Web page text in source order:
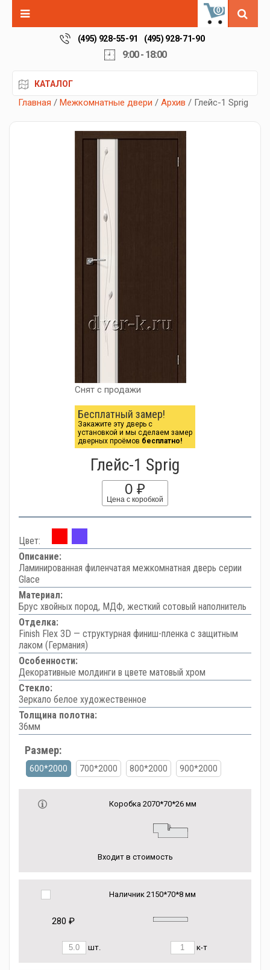
0
(495) 928-55-91 (495) 928-71-90
9:00 - 18:00
КАТАЛОГ
Главная / Межкомнатные двери / Архив / Глейс-1 Sprig
Снят с продажи
Бесплатный замер!
Закажите эту дверь с
установкой и мы сделаем замер
дверных проёмов бесплатно!
Глейс-1 Sprig
0 ₽
Цена с коробкой
Цвет:
Описание:
Ламинированная филенчатая межкомнатная дверь серии
Glace
Материал:
Брус хвойных пород, МДФ, жесткий сотовый наполнитель
Отделка:
Finish Flex 3D — структурная финиш-пленка с защитным
лаком (Германия)
Особенности:
Декоративные молдинги в цвете матовый хром
Стекло:
Зеркало белое художественное
Толщина полотна:
36мм
Размер:
600*2000 700*2000 800*2000 900*2000
Коробка 2070*70*26 мм
Входит в стоимость
Наличник 2150*70*8 мм
280 ₽
шт. к-т